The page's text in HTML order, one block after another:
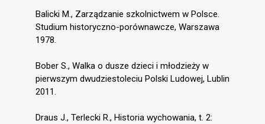
Balicki M., Zarządzanie szkolnictwem w Polsce.
Studium historyczno-porównawcze, Warszawa
1978.
Bober S., Walka o dusze dzieci i młodzieży w
pierwszym dwudziestoleciu Polski Ludowej, Lublin
2011.
Draus J., Terlecki R., Historia wychowania, t. 2: